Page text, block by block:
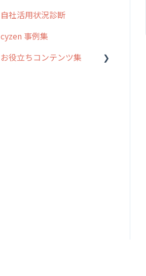
予定
日報
履歴
スポット
ステータス・主観
報告書・行動種別
グループ・ユーザーについ
自社活用状況診断
cyzen 事例集
お役立ちコンテンツ集